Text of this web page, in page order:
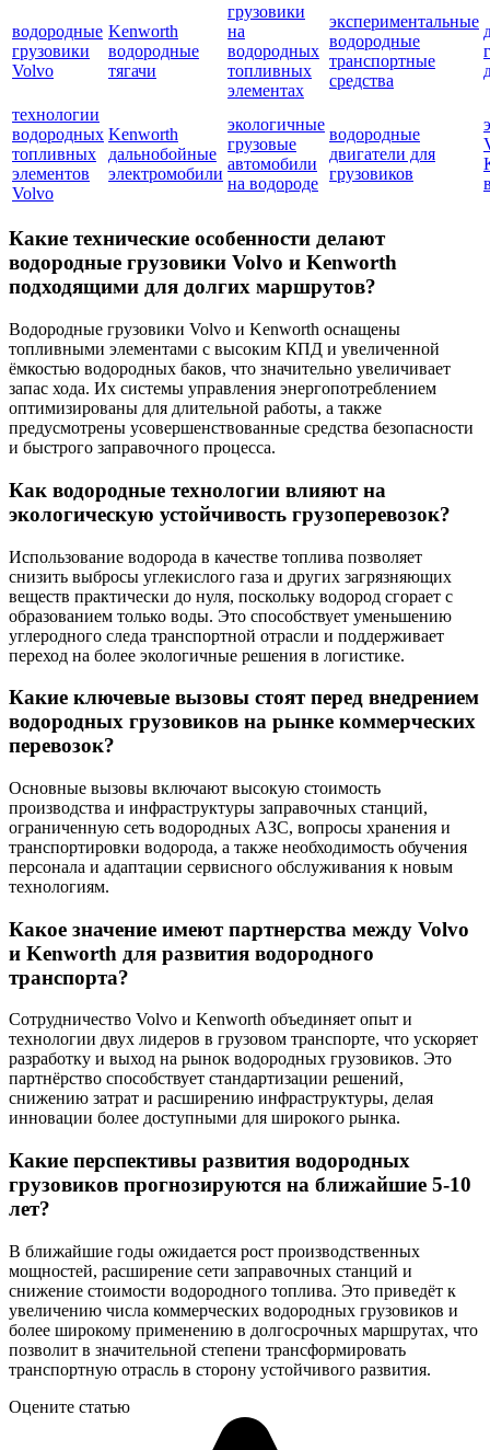
водородные
грузовики
Volvo
Kenworth
водородные
тягачи
грузовики
на
водородных
топливных
элементах
экспериментальные
водородные
транспортные
средства
технологии
водородных
топливных
элементов
Volvo
Kenworth
дальнобойные
электромобили
экологичные
грузовые
автомобили
на водороде
водородные
двигатели для
грузовиков
Какие технические особенности делают
водородные грузовики Volvo и Kenworth
подходящими для долгих маршрутов?
Водородные грузовики Volvo и Kenworth оснащены
топливными элементами с высоким КПД и увеличенной
ёмкостью водородных баков, что значительно увеличивает
запас хода. Их системы управления энергопотреблением
оптимизированы для длительной работы, а также
предусмотрены усовершенствованные средства безопасности
и быстрого заправочного процесса.
Как водородные технологии влияют на
экологическую устойчивость грузоперевозок?
Использование водорода в качестве топлива позволяет
снизить выбросы углекислого газа и других загрязняющих
веществ практически до нуля, поскольку водород сгорает с
образованием только воды. Это способствует уменьшению
углеродного следа транспортной отрасли и поддерживает
переход на более экологичные решения в логистике.
Какие ключевые вызовы стоят перед внедрением
водородных грузовиков на рынке коммерческих
перевозок?
Основные вызовы включают высокую стоимость
производства и инфраструктуры заправочных станций,
ограниченную сеть водородных АЗС, вопросы хранения и
транспортировки водорода, а также необходимость обучения
персонала и адаптации сервисного обслуживания к новым
технологиям.
Какое значение имеют партнерства между Volvo
и Kenworth для развития водородного
транспорта?
Сотрудничество Volvo и Kenworth объединяет опыт и
технологии двух лидеров в грузовом транспорте, что ускоряет
разработку и выход на рынок водородных грузовиков. Это
партнёрство способствует стандартизации решений,
снижению затрат и расширению инфраструктуры, делая
инновации более доступными для широкого рынка.
Какие перспективы развития водородных
грузовиков прогнозируются на ближайшие 5-10
лет?
В ближайшие годы ожидается рост производственных
мощностей, расширение сети заправочных станций и
снижение стоимости водородного топлива. Это приведёт к
увеличению числа коммерческих водородных грузовиков и
более широкому применению в долгосрочных маршрутах, что
позволит в значительной степени трансформировать
транспортную отрасль в сторону устойчивого развития.
Оцените статью